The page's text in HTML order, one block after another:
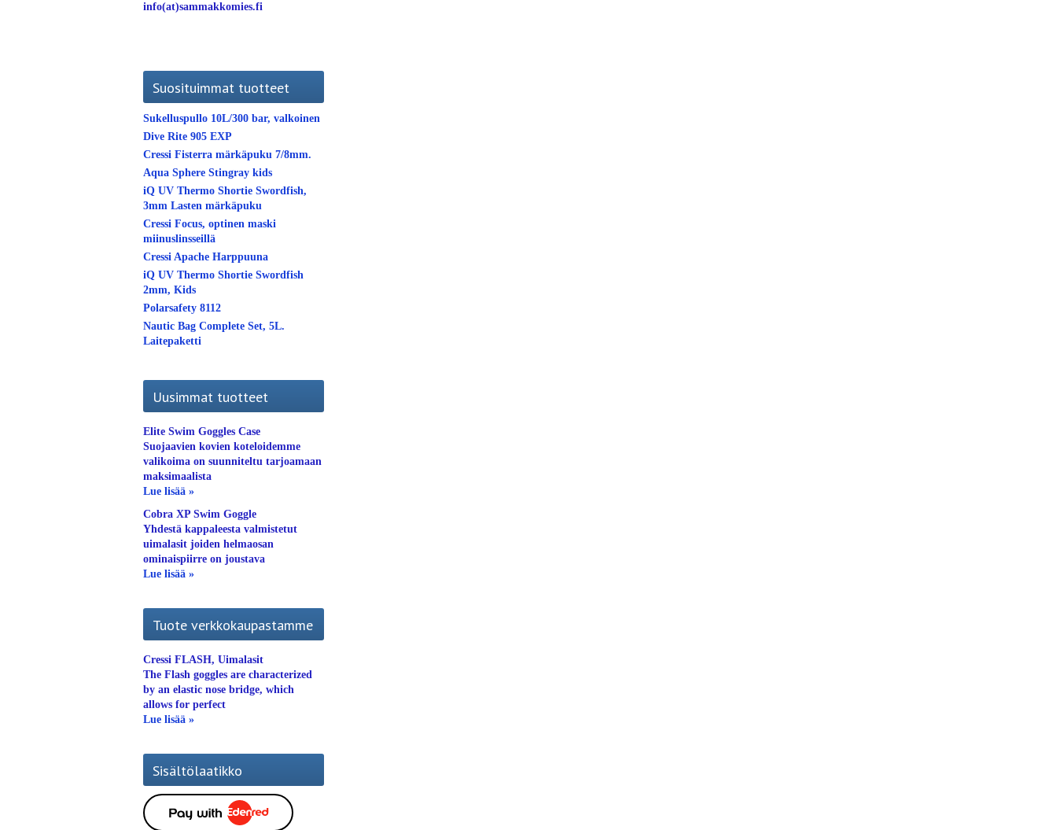
info(at)sammakkomies.fi
Suosituimmat tuotteet
Sukelluspullo 10L/300 bar, valkoinen
Dive Rite 905 EXP
Cressi Fisterra märkäpuku 7/8mm.
Aqua Sphere Stingray kids
iQ UV Thermo Shortie Swordfish,
3mm Lasten märkäpuku
Cressi Focus, optinen maski
miinuslinsseillä
Cressi Apache Harppuuna
iQ UV Thermo Shortie Swordfish
2mm, Kids
Polarsafety 8112
Nautic Bag Complete Set, 5L.
Laitepaketti
Uusimmat tuotteet
Elite Swim Goggles Case
Suojaavien kovien koteloidemme
valikoima on suunniteltu tarjoamaan
maksimaalista
Lue lisää »
Cobra XP Swim Goggle
Yhdestä kappaleesta valmistetut
uimalasit joiden helmaosan
ominaispiirre on joustava
Lue lisää »
Tuote verkkokaupastamme
Cressi FLASH, Uimalasit
The Flash goggles are characterized
by an elastic nose bridge, which
allows for perfect
Lue lisää »
Sisältölaatikko